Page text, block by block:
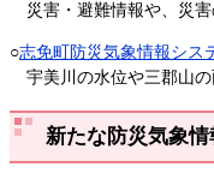
災害・避難情報や、災害
​○志免町防災気象情報シス
宇美川の水位や三郡山の
新たな防災気象情